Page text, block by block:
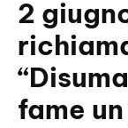
2
fame